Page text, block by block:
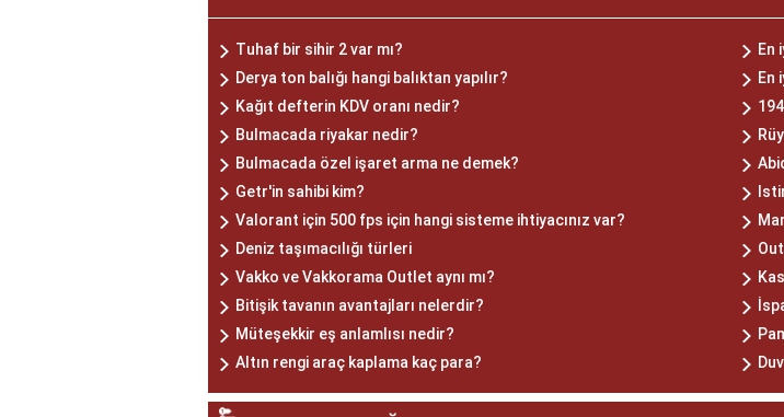
Tuhaf bir sihir 2 var mı?
En
Derya ton balığı hangi balıktan yapılır?
En
Kağıt defterin KDV oranı nedir?
Bulmacada riyakar nedir?
Bulmacada özel işaret arma ne demek?
Getr'in sahibi kim?
Valorant için 500 fps için hangi sisteme ihtiyacınız var?
Deniz taşımacılığı türleri
Vakko ve Vakkorama Outlet aynı mı?
Bitişik tavanın avantajları nelerdir?
Müteşekkir eş anlamlısı nedir?
Altın rengi araç kaplama kaç para?